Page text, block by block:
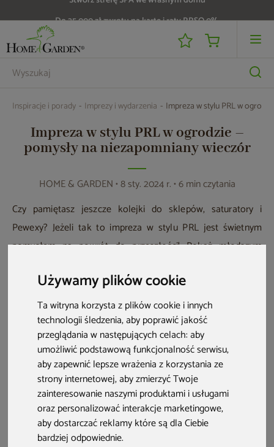
Używamy plików cookie
Ta witryna korzysta z plików cookie i innych
technologii śledzenia, aby poprawić jakość
przeglądania w następujących celach:aby
umożliwić podstawową funkcjonalność serwisu,
aby zapewnić lepsze wrażenia z korzystania ze
strony internetowej,aby zmierzyć Twoje
zainteresowanie naszymi produktami i usługami
oraz personalizować interakcje marketingowe,
aby dostarczać reklamy które są dla Ciebie
bardziej odpowiednie.
Inspiracje i porady Imprezy i wydarzenia Impreza w stylu PRL w
Impreza w stylu PRL w ogrodzie –
pomysły na niezapomniany wieczór
HOME & GARDEN• 8 sty. 2024 r. • 6 min czytania
Czy pamiętasz jeszcze kolejki do sklepów, saturatory i
Pewexy? Jeżeli tak to impreza w stylu PRL jest świetnym
pomysłem na powrót do przeszłości! Pokaż młodszym
Perfectu. Oto propozycje, jak przygotować imprezę we
własnym ogrodzie!